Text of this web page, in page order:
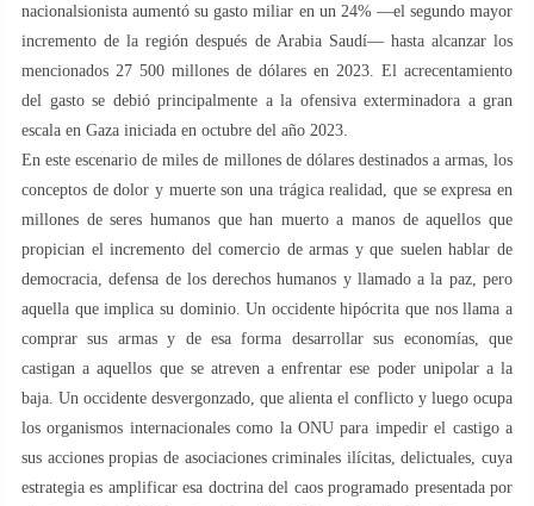
nacionalsionista aumentó su gasto miliar en un 24% —el segundo mayor
incremento de la región después de Arabia Saudí— hasta alcanzar los
mencionados 27 500 millones de dólares en 2023. El acrecentamiento
del gasto se debió principalmente a la ofensiva exterminadora a gran
escala en Gaza iniciada en octubre del año 2023.
En este escenario de miles de millones de dólares destinados a armas, los
conceptos de dolor y muerte son una trágica realidad, que se expresa en
millones de seres humanos que han muerto a manos de aquellos que
propician el incremento del comercio de armas y que suelen hablar de
democracia, defensa de los derechos humanos y llamado a la paz, pero
aquella que implica su dominio. Un occidente hipócrita que nos llama a
comprar sus armas y de esa forma desarrollar sus economías, que
castigan a aquellos que se atreven a enfrentar ese poder unipolar a la
baja. Un occidente desvergonzado, que alienta el conflicto y luego ocupa
los organismos internacionales como la ONU para impedir el castigo a
sus acciones propias de asociaciones criminales ilícitas, delictuales, cuya
estrategia es amplificar esa doctrina del caos programado presentada por